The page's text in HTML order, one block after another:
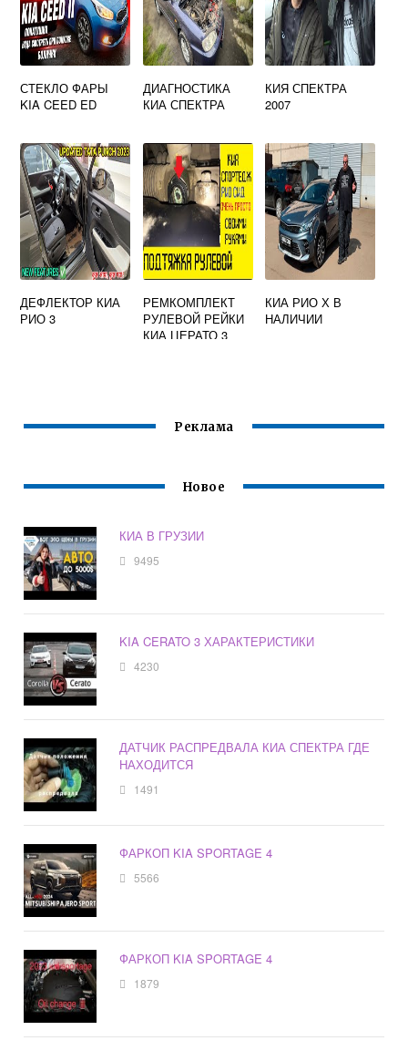
СТЕКЛО ФАРЫ
KIA CEED ED
ДИАГНОСТИКА
КИА СПЕКТРА
КИЯ СПЕКТРА
2007
ДЕФЛЕКТОР КИА
РИО 3
РЕМКОМПЛЕКТ
РУЛЕВОЙ РЕЙКИ
КИА ЦЕРАТО 3
КИА РИО Х В
НАЛИЧИИ
Реклама
Новое
КИА В ГРУЗИИ
9495
KIA CERATO 3 ХАРАКТЕРИСТИКИ
4230
ДАТЧИК РАСПРЕДВАЛА КИА СПЕКТРА ГДЕ
НАХОДИТСЯ
1491
ФАРКОП KIA SPORTAGE 4
5566
ФАРКОП KIA SPORTAGE 4
1879